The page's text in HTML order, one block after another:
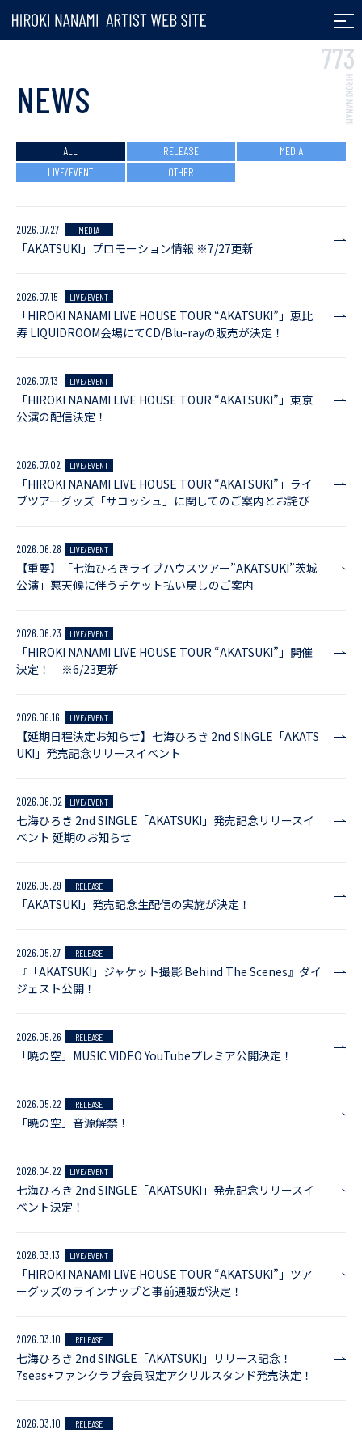
七海ひろき
NEWS
ALL RELEASE
MEDIA
LIVE/EVENT
OTHER
2026.07.27 MEDIA
「AKATSUKI」プロモーション情報 ※7/27更新
2026.07.15 LIVE/EVENT
「HIROKI NANAMI LIVE HOUSE TOUR “AKATSUKI”」恵比
寿 LIQUIDROOM会場にてCD/Blu-rayの販売が決定！
2026.07.13 LIVE/EVENT
「HIROKI NANAMI LIVE HOUSE TOUR “AKATSUKI”」東京
公演の配信決定！
2026.07.02 LIVE/EVENT
「HIROKI NANAMI LIVE HOUSE TOUR “AKATSUKI”」ライ
ブツアーグッズ「サコッシュ」に関してのご案内とお詫び
2026.06.28 LIVE/EVENT
【重要】「七海ひろきライブハウスツアー”AKATSUKI”茨城
公演」悪天候に伴うチケット払い戻しのご案内
2026.06.23 LIVE/EVENT
「HIROKI NANAMI LIVE HOUSE TOUR “AKATSUKI”」開催
決定！ ※6/23更新
2026.06.16 LIVE/EVENT
【延期日程決定お知らせ】七海ひろき 2nd SINGLE「AKATS
UKI」発売記念リリースイベント
2026.06.02 LIVE/EVENT
七海ひろき 2nd SINGLE「AKATSUKI」発売記念リリースイ
ベント 延期のお知らせ
2026.05.29 RELEASE
「AKATSUKI」発売記念生配信の実施が決定！
2026.05.27 RELEASE
『「AKATSUKI」ジャケット撮影 Behind The Scenes』ダイ
ジェスト公開！
2026.05.26 RELEASE
「暁の空」MUSIC VIDEO YouTubeプレミア公開決定！
2026.05.22 RELEASE
「暁の空」音源解禁！
2026.04.22 LIVE/EVENT
七海ひろき 2nd SINGLE「AKATSUKI」発売記念リリースイ
ベント決定！
2026.03.13 LIVE/EVENT
「HIROKI NANAMI LIVE HOUSE TOUR “AKATSUKI”」ツア
ーグッズのラインナップと事前通販が決定！
2026.03.10 RELEASE
七海ひろき 2nd SINGLE「AKATSUKI」リリース記念！
7seas+ファンクラブ会員限定アクリルスタンド発売決定！
2026.03.10 RELEASE